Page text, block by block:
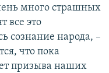
много страшных
все это
сознание народа, –
что пока
призыва наших